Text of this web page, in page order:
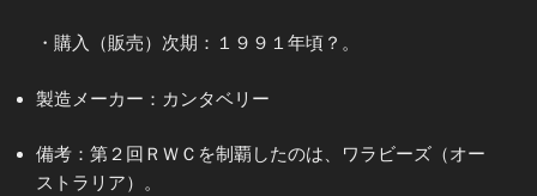
・購入（販売）次期：１９９１年頃？。
製造メーカー：カンタベリー
備考：第２回ＲＷＣを制覇したのは、ワラビーズ（オー
ストラリア）。